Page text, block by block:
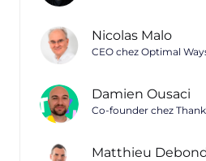
Nicolas Malo
CEO chez Optimal
Damien Ousaci
Co-founder chez
Matthieu